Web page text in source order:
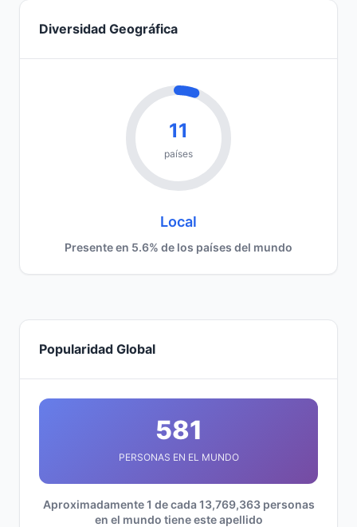
Diversidad Geográfica
11
países
Local
Presente en 5.6% de los países del mundo
Popularidad Global
581
PERSONAS EN EL MUNDO
Aproximadamente 1 de cada 13,769,363 personas
en el mundo tiene este apellido